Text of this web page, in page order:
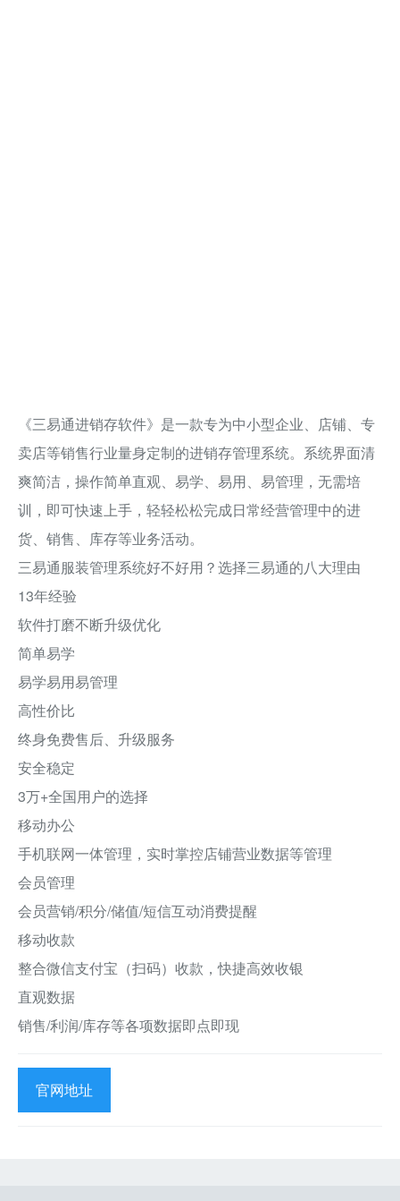
《三易通进销存软件》是一款专为中小型企业、店铺、专
卖店等销售行业量身定制的进销存管理系统。系统界面清
爽简洁，操作简单直观、易学、易用、易管理，无需培
训，即可快速上手，轻轻松松完成日常经营管理中的进
货、销售、库存等业务活动。
三易通服装管理系统好不好用？选择三易通的八大理由
13年经验
软件打磨不断升级优化
简单易学
易学易用易管理
高性价比
终身免费售后、升级服务
安全稳定
3万+全国用户的选择
移动办公
手机联网一体管理，实时掌控店铺营业数据等管理
会员管理
会员营销/积分/储值/短信互动消费提醒
移动收款
整合微信支付宝（扫码）收款，快捷高效收银
直观数据
销售/利润/库存等各项数据即点即现
官网地址